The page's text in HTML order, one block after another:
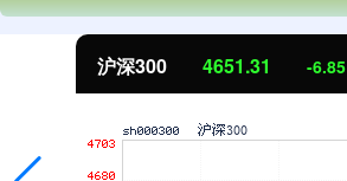
沪深300 4651.31 -6.85